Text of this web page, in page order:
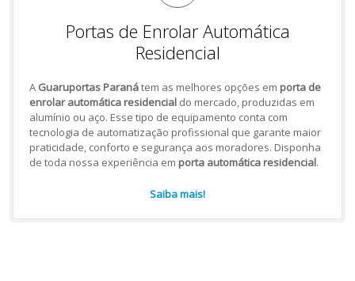
Portas de Enrolar Automática
Residencial
A Guaruportas Paranátem as melhores opções em porta de
enrolar automática residencialdo mercado, produzidas em
alumínio ou aço. Esse tipo de equipamento conta com
tecnologia de automatização profissional que garante maior
praticidade, conforto e segurança aos moradores. Disponha
de toda nossa experiência em porta automática residencial.
Saiba mais!